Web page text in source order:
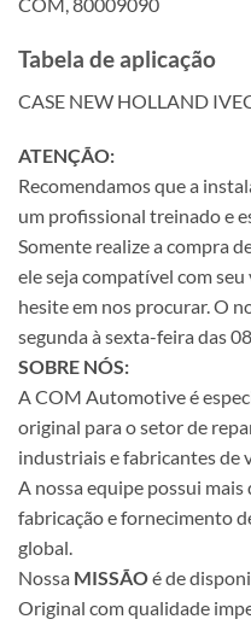
Tabela de aplicação
CASE NEW HOLLAND
ATENÇÃO:
Recomendamos que a
um profissional treinado e
Somente realize a compra
ele seja compatível com
hesite em nos procurar. O
segunda à sexta-feira das
SOBRE NÓS:
A COM Automotive é
original para o setor de
industriais e fabricantes de
A nossa equipe possui mais
fabricação e fornecimento
global.
Nossa MISSÃOé de
Original com qualidade